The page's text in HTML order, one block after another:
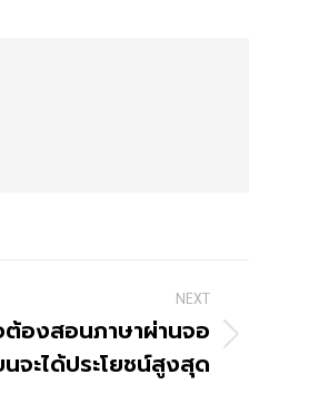
NEXT
องสอนภาษาผ่านจอ
นจะได้ประโยชน์สูงสุด